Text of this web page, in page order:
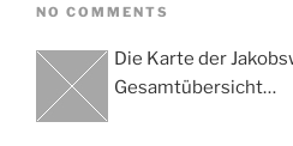
NO COMMENTS
Die Karte der
Gesamtübersicht…